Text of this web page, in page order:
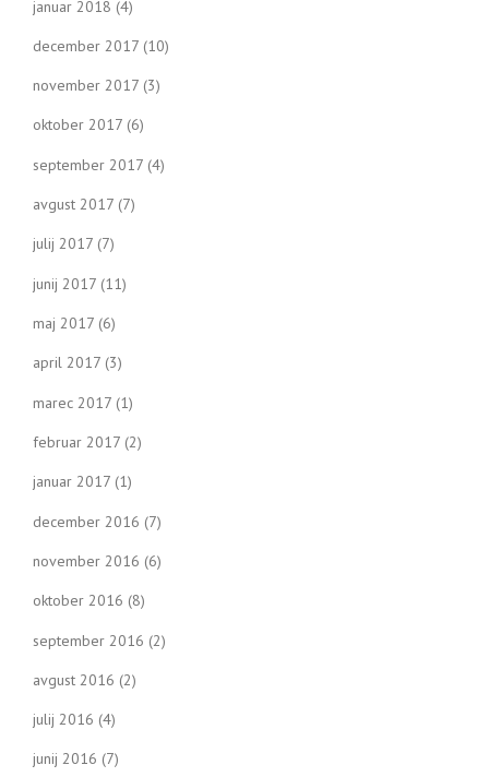
januar 2018 (4)
december 2017 (10)
november 2017 (3)
oktober 2017 (6)
september 2017 (4)
avgust 2017 (7)
julij 2017 (7)
junij 2017 (11)
maj 2017 (6)
april 2017 (3)
marec 2017 (1)
februar 2017 (2)
januar 2017 (1)
december 2016 (7)
november 2016 (6)
oktober 2016 (8)
september 2016 (2)
avgust 2016 (2)
julij 2016 (4)
junij 2016 (7)